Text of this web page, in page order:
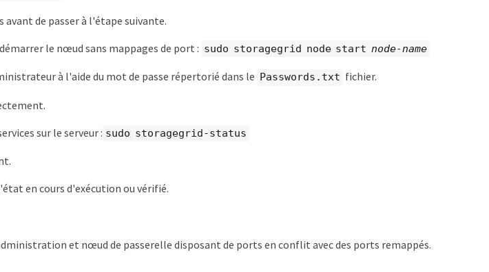
de passer à l'étape suivante.
le nœud sans mappages de port : sudo storagegrid node start node-name
à l'aide du mot de passe répertorié dans le Passwords.txt fichier.
sur le serveur : sudo storagegrid-status
en cours d'exécution ou vérifié.
et nœud de passerelle disposant de ports en conflit avec des ports remappés.